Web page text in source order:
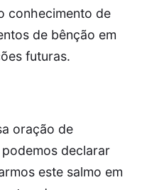
conhecimento de
de bênção em
futuras.
oração de
declarar
este salmo em